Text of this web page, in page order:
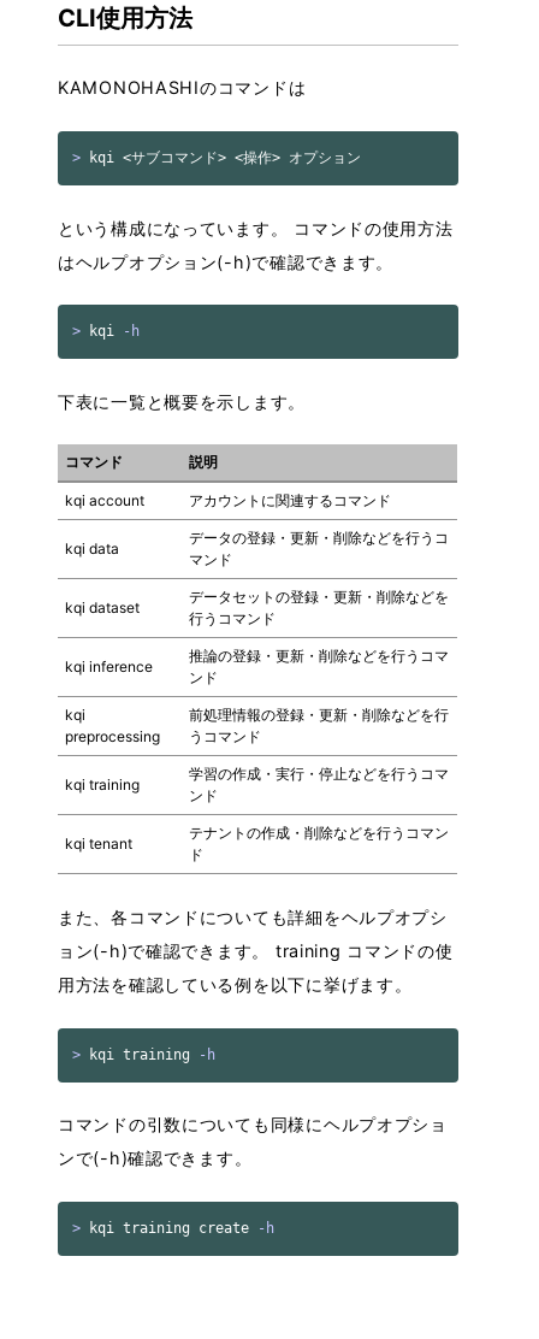
CLI使用方法
KAMONOHASHIのコマンドは
>
という構成になっています。 コマンドの使用方法
はヘルプオプション(-h)で確認できます。
> kqi -h
下表に一覧と概要を示します。
コマンド 説明
kqi account アカウントに関連するコマンド
kqi data
データの登録・更新・削除などを行うコ
マンド
kqi dataset
データセットの登録・更新・削除などを
行うコマンド
kqi inference
推論の登録・更新・削除などを行うコマ
ンド
kqi
preprocessing
前処理情報の登録・更新・削除などを行
うコマンド
kqi training
学習の作成・実行・停止などを行うコマ
ンド
kqi tenant
テナントの作成・削除などを行うコマン
ド
また、各コマンドについても詳細をヘルプオプシ
ョン(-h)で確認できます。 training コマンドの使
用方法を確認している例を以下に挙げます。
> kqi training -h
コマンドの引数についても同様にヘルプオプショ
ンで(-h)確認できます。
> kqi training create -h